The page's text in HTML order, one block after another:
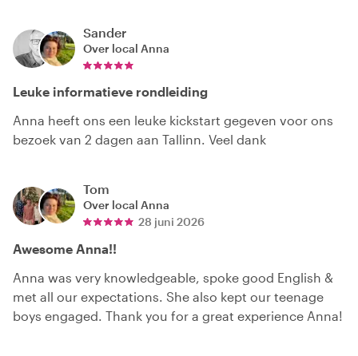
Sander
Over local Anna
Leuke informatieve rondleiding
Anna heeft ons een leuke kickstart gegeven voor ons
bezoek van 2 dagen aan Tallinn. Veel dank
Tom
Over local Anna
28 juni 2026
Awesome Anna!!
Anna was very knowledgeable, spoke good English &
met all our expectations. She also kept our teenage
boys engaged. Thank you for a great experience Anna!